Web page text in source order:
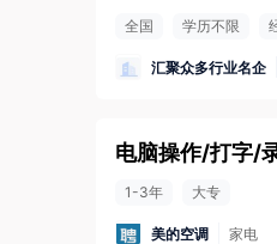
全国 学历不限
汇聚众多行业名企
电脑操作/打字/
1-3年 大专
美的空调 家电